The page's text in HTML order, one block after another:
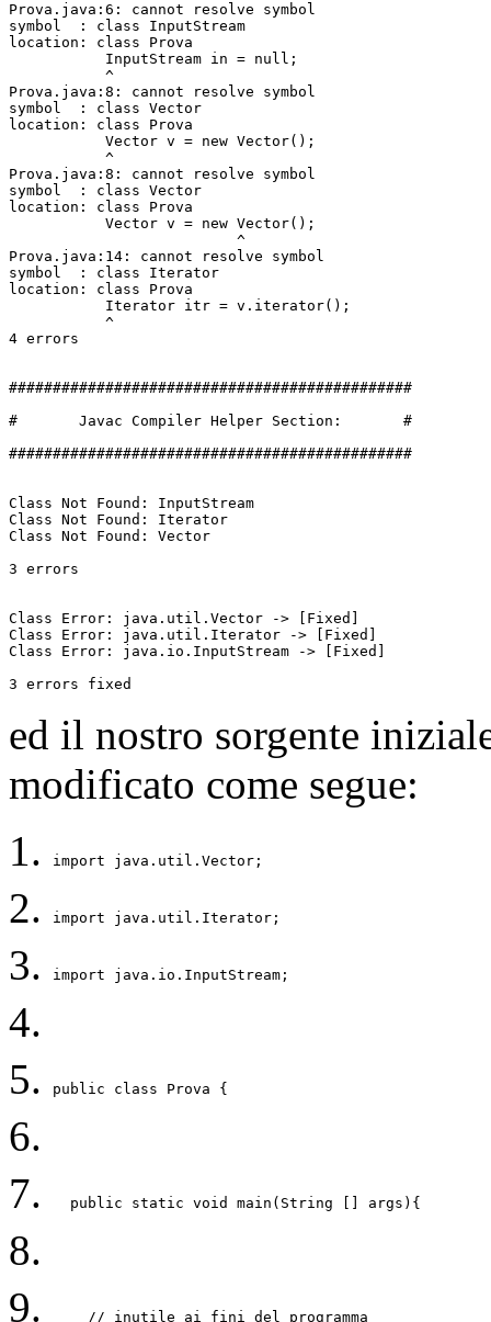
Prova.java:6: cannot resolve symbol
symbol  : class InputStream
location: class Prova
           InputStream in = null;
           ^
Prova.java:8: cannot resolve symbol
symbol  : class Vector
location: class Prova
           Vector v = new Vector();
           ^
Prova.java:8: cannot resolve symbol
symbol  : class Vector
location: class Prova
           Vector v = new Vector();
                          ^
Prova.java:14: cannot resolve symbol
symbol  : class Iterator
location: class Prova
           Iterator itr = v.iterator();
           ^
4 errors
##############################################
#       Javac Compiler Helper Section:       #
##############################################
Class Not Found: InputStream
Class Not Found: Iterator
Class Not Found: Vector
3 errors
Class Error: java.util.Vector -> [Fixed]
Class Error: java.util.Iterator -> [Fixed]
Class Error: java.io.InputStream -> [Fixed]
3 errors fixed
ed il nostro sorgente
modificato come segue:
import java.util.Vector;
import java.util.Iterator;
import java.io.InputStream;
public class Prova {
  public static void main(String [] args){
    // inutile ai fini del programma